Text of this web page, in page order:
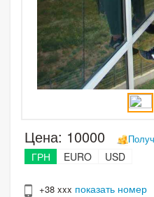
Цена: 10000
ГРН EURO USD
+38 xxx показать номер